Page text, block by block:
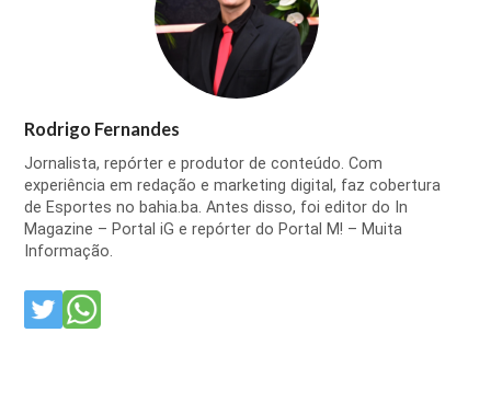
Rodrigo Fernandes
Jornalista, repórter e produtor de conteúdo. Com
experiência em redação e marketing digital, faz cobertura
de Esportes no bahia.ba. Antes disso, foi editor do In
Magazine – Portal iG e repórter do Portal M! – Muita
Informação.